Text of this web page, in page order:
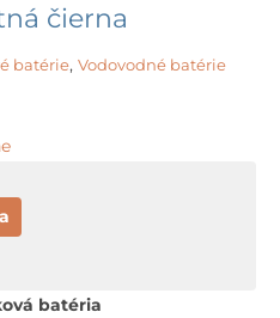
čierna
batérie, Vodovodné batérie
batéria